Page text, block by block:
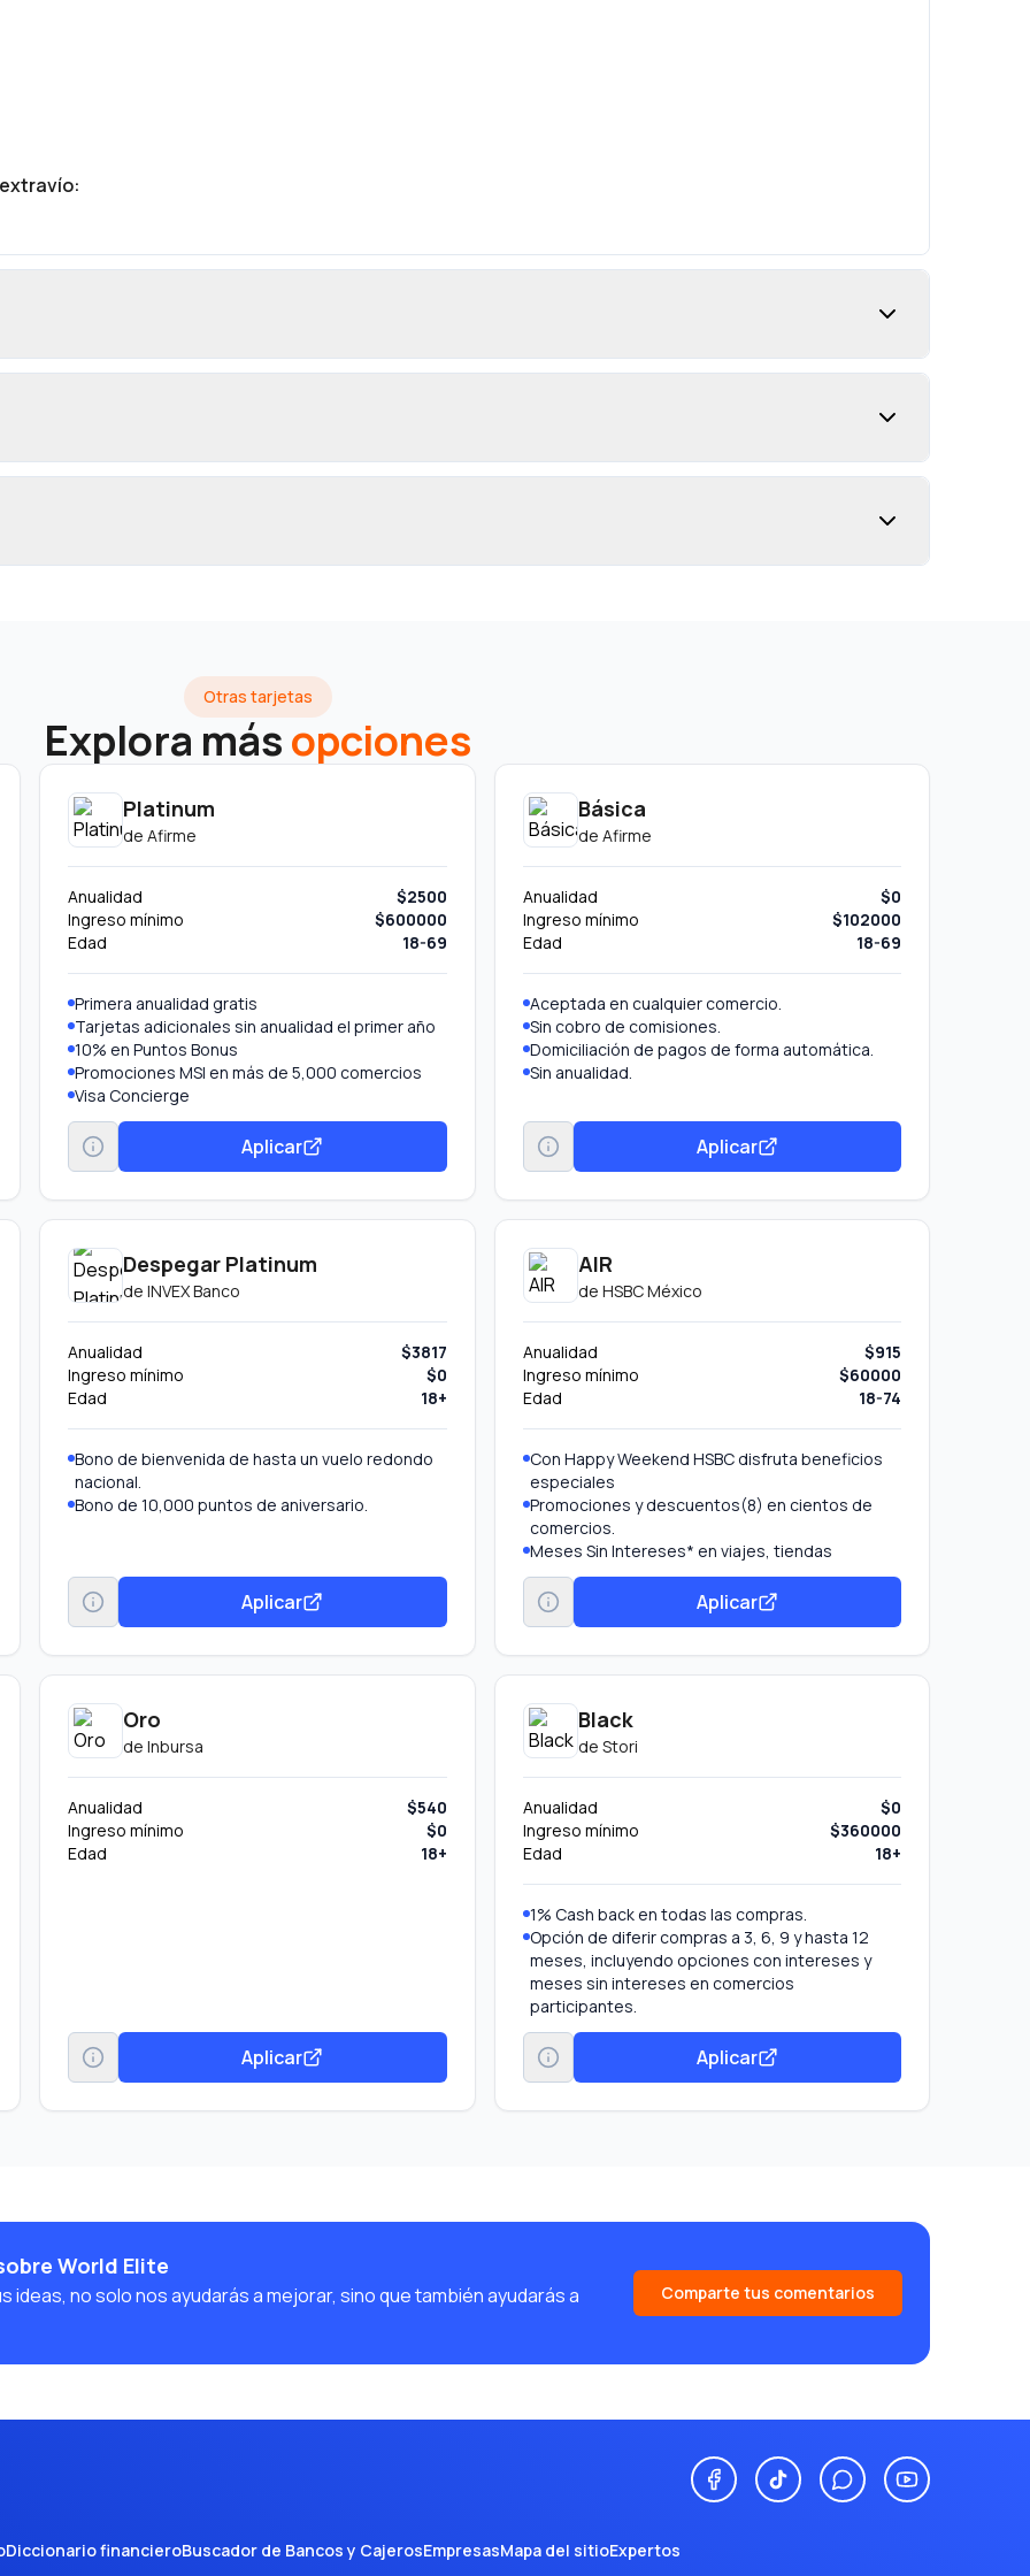
:
Otras tarjetas
Explora másopciones
Platinum
de Afirme
Anualidad
$2500
Ingreso mínimo
$600000
Edad
18-69
Primera anualidad gratis
Tarjetas adicionales sin anualidad el primer año
10% en Puntos Bonus
Promociones MSI en más de 5,000 comercios
Visa Concierge
Luxury Hotel Collection
Transporte gratuito al Aeropuerto CDMX
Protección de compras y precios
Aplicar
Básica
de Afirme
Anualidad
$0
Ingreso mínimo
$102000
Edad
18-69
Aceptada en cualquier comercio.
Sin cobro de comisiones.
Domiciliación de pagos de forma automática.
Sin anualidad.
Aplicar
Despegar Platinum
de INVEX Banco
Anualidad
$3817
Ingreso mínimo
$0
Edad
18+
Bono de bienvenida de hasta un vuelo redondo
nacional.
Bono de 10,000 puntos de aniversario.
Aplicar
AIR
de HSBC México
Anualidad
$915
Ingreso mínimo
$60000
Edad
18-74
Con Happy Weekend HSBC disfruta beneficios
especiales
Promociones y descuentos(8) en cientos de
comercios.
Meses Sin Intereses* en viajes, tiendas
especializadas, departamentales y mucho más
Vive al máximo tus conciertos con tus Tarjetas
HSBC: Compra tus boletos antes que nadie con
www.hsbc.com.mx/experiencias
Solicita el cargo recurrente de tus servicios a tu
Tarjeta de Crédito HSBC Zero.
En caso de robo o extravío de tu tarjeta los
cargos recurrentes se transfieren en
automático a tu nueva tarjeta
Aplicar
Oro
de Inbursa
Anualidad
$540
Ingreso mínimo
$0
Edad
18+
Aplicar
Black
de Stori
Anualidad
$0
Ingreso mínimo
$360000
Edad
18+
1% Cash back en todas las compras.
Opción de diferir compras a 3, 6, 9 y hasta 12
meses, incluyendo opciones con intereses y
meses sin intereses en comercios
participantes.
Aplicar
World Elite
no solo nos ayudarás a mejorar, sino que también ayudarás a
Comparte tus comentarios
Diccionario financieroBuscador de Bancos y CajerosEmpresasMapa del sitioExpertos